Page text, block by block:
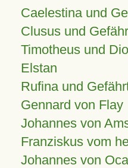
Caelestina und
Clusus und
Timotheus und
Elstan
Rufina und
Gennard von Flay
Johannes von
Franziskus vom
Johannes von